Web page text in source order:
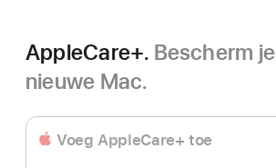
AppleCare+. Bescherm je
nieuwe Mac.
Voeg AppleCare+ toe